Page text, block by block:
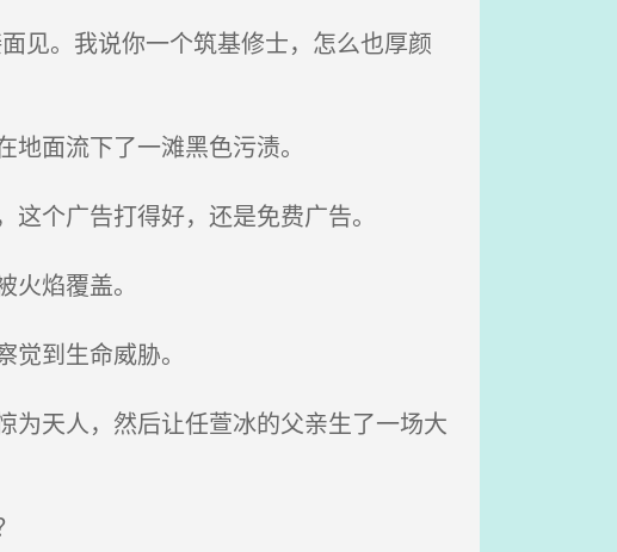
见。我说你一个筑基修士，怎么也厚颜
面流下了一滩黑色污渍。
个广告打得好，还是免费广告。
焰覆盖。
到生命威胁。
天人，然后让任萱冰的父亲生了一场大